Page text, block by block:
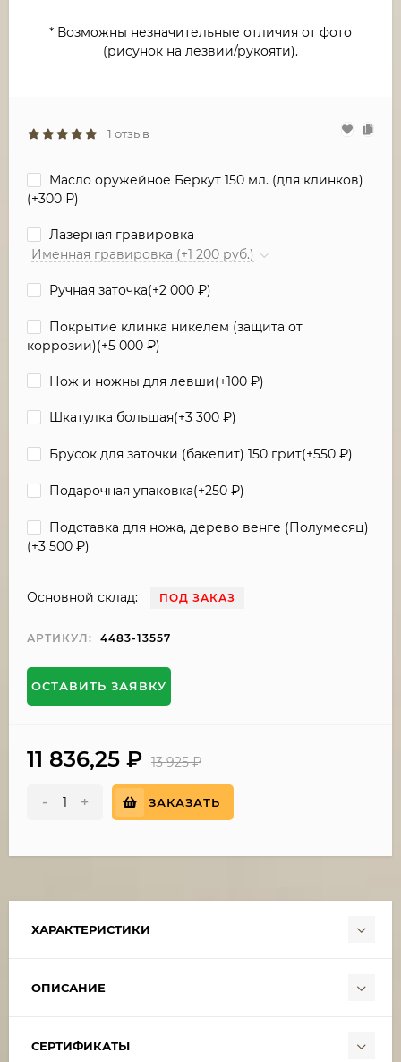
* Возможны незначительные отличия от фото
(рисунок на лезвии/рукояти).
1 отзыв
Масло оружейное Беркут 150 мл. (для клинков)
(+300 ₽)
Лазерная гравировка
Именная гравировка (+1 200 руб.)
Ручная заточка(+2 000 ₽)
Покрытие клинка никелем (защита от
коррозии)(+5 000 ₽)
Нож и ножны для левши(+100 ₽)
Шкатулка большая(+3 300 ₽)
Брусок для заточки (бакелит) 150 грит(+550 ₽)
Подарочная упаковка(+250 ₽)
Подставка для ножа, дерево венге (Полумесяц)
(+3 500 ₽)
Основной склад: ПОД ЗАКАЗ
АРТИКУЛ: 4483-13557
ОСТАВИТЬ ЗАЯВКУ
11 836,25 ₽ 13 925₽
- + ЗАКАЗАТЬ
ХАРАКТЕРИСТИКИ
ОПИСАНИЕ
СЕРТИФИКАТЫ